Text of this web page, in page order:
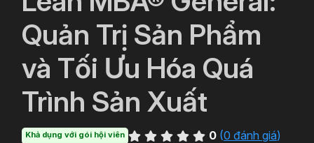
Quản Trị Sản Phẩm
và Tối Ưu Hóa Quá
Trình Sản Xuất
Khả dụng với gói hội viên 0 (0 đánh giá)